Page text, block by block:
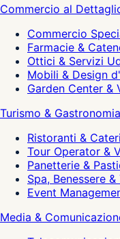
Commercio al
Commercio
Farmacie &
Ottici & Servizi
Mobili & Design
Garden Center &
Turismo & Gastronomia
Ristoranti &
Tour Operator &
Panetterie &
Spa, Benessere &
Event
Media &